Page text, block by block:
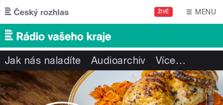
Přejít k hlavnímu obsahu
ŽIVĚ MENU
Jak nás naladíte Audioarchiv Více…